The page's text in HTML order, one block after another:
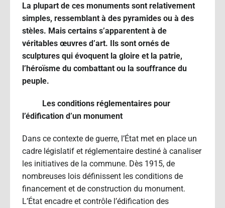
La plupart de ces monuments sont relativement
simples, ressemblant à des pyramides ou à des
stèles. Mais certains s’apparentent à de
véritables œuvres d’art. Ils sont ornés de
sculptures qui évoquent la gloire et la patrie,
l’héroïsme du combattant ou la souffrance du
peuple.
Les conditions réglementaires pour
l’édification d’un monument
Dans ce contexte de guerre, l’État met en place un
cadre législatif et réglementaire destiné à canaliser
les initiatives de la commune. Dès 1915, de
nombreuses lois définissent les conditions de
financement et de construction du monument.
L’État encadre et contrôle l’édification des